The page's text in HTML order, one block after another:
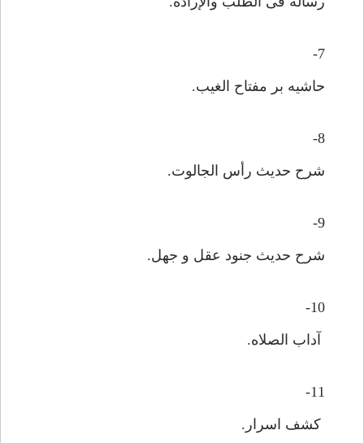
7-
حاشیه بر مفتاح الغیب.
8-
شرح حدیث رأس الجالوت.
9-
شرح حدیث جنود عقل و جهل.
10-
آداب الصلاه.
11-
کشف اسرار.